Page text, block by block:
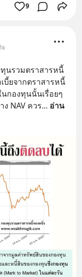
9
ทุนรวมตราสารหนี้
บี้ยจากตราสารหนี้
กองทุนนั้นเรื่อยๆ
NAV ควร... อ่าน